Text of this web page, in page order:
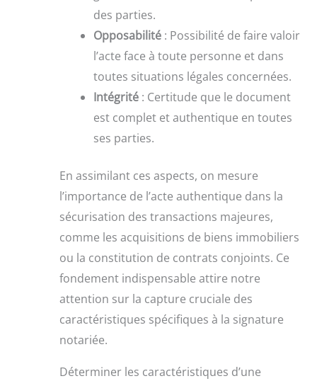
des parties.
Opposabilité : Possibilité de faire valoir
l’acte face à toute personne et dans
toutes situations légales concernées.
Intégrité : Certitude que le document
est complet et authentique en toutes
ses parties.
En assimilant ces aspects, on mesure
l’importance de l’acte authentique dans la
sécurisation des transactions majeures,
comme les acquisitions de biens immobiliers
ou la constitution de contrats conjoints. Ce
fondement indispensable attire notre
attention sur la capture cruciale des
caractéristiques spécifiques à la signature
notariée.
Déterminer les caractéristiques d’une